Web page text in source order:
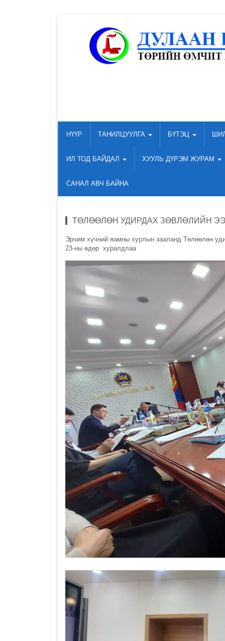
НҮҮР ТАНИЛЦУУЛГА БҮТЭЦ
ИЛ ТОД БАЙДАЛ ХУУЛЬ ДҮРЭМ ЖУРАМ
САНАЛ АВЧ БАЙНА
ТӨЛӨӨЛӨН УДИРДАХ ЗӨВЛӨЛИЙН
Эрчим хүчний яамны хурлын зааланд Төлөөлөн
23-ны өдөр хуралдлаа